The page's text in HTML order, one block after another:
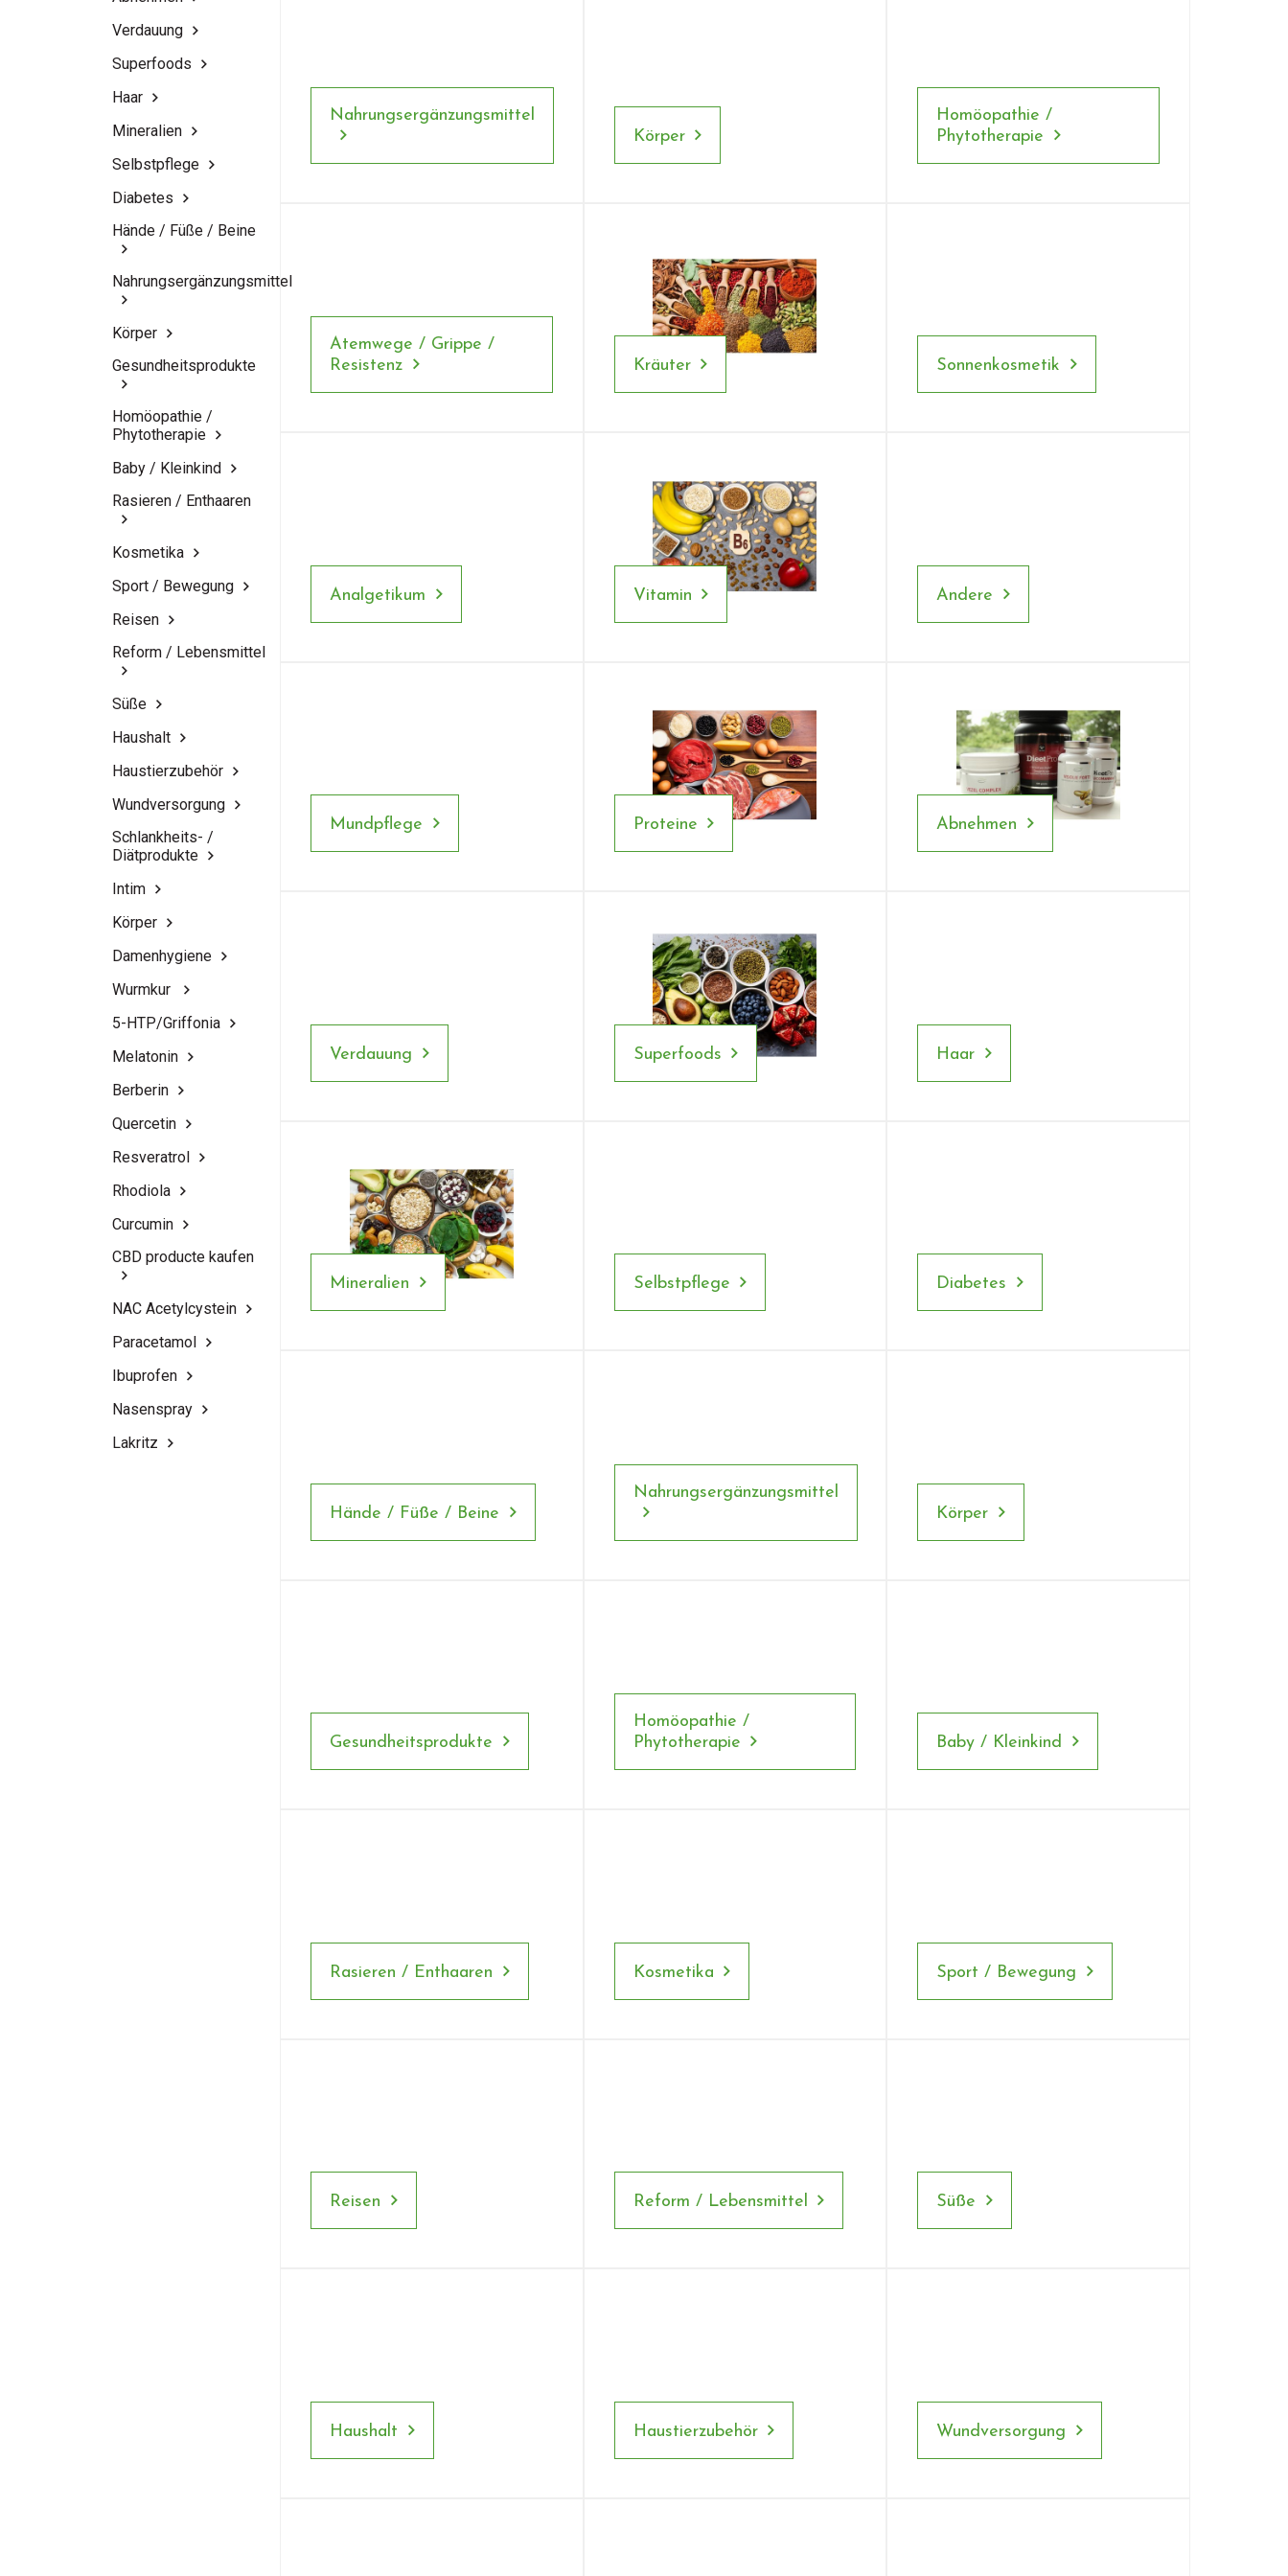
Verdauung
Superfoods
Haar
Mineralien
Selbstpflege
Diabetes
Hände / Füße / Beine
Nahrungsergänzungsmittel
Körper
Gesundheitsprodukte
Homöopathie /
Phytotherapie
Baby / Kleinkind
Rasieren / Enthaaren
Kosmetika
Sport / Bewegung
Reisen
Reform / Lebensmittel
Süße
Haushalt
Haustierzubehör
Wundversorgung
Schlankheits- /
Diätprodukte
Intim
Körper
Damenhygiene
Wurmkur
5-HTP/Griffonia
Melatonin
Berberin
Quercetin
Resveratrol
Rhodiola
Curcumin
CBD producte kaufen
NAC Acetylcystein
Paracetamol
Ibuprofen
Nasenspray
Lakritz
Nahrungsergänzungsmittel
Körper
Homöopathie /
Phytotherapie
Atemwege / Grippe /
Resistenz
Kräuter Sonnenkosmetik
Analgetikum Vitamin Andere
Mundpflege Proteine Abnehmen
Verdauung Superfoods Haar
Mineralien Selbstpflege Diabetes
Hände / Füße / Beine
Nahrungsergänzungsmittel
Körper
Gesundheitsprodukte
Homöopathie /
Phytotherapie
Baby / Kleinkind
Rasieren / Enthaaren Kosmetika Sport / Bewegung
Reisen Reform / Lebensmittel Süße
Haushalt Haustierzubehör Wundversorgung